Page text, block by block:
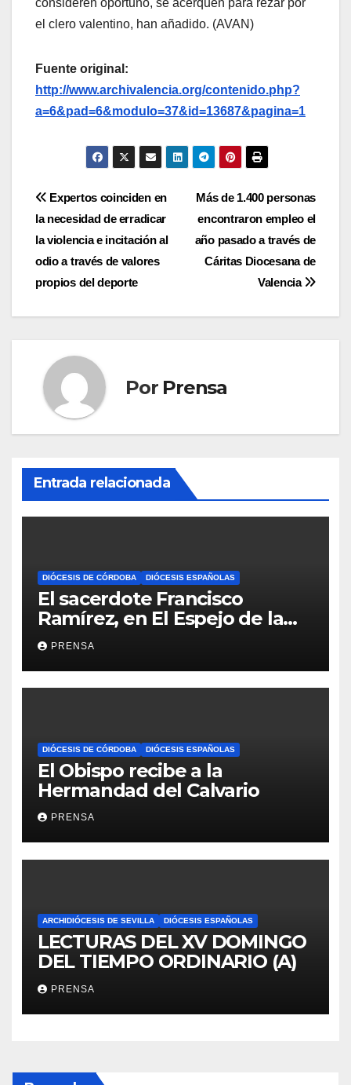
consideren oportuno, se acerquen para rezar por
el clero valentino, han añadido. (AVAN)
Fuente original:
http://www.archivalencia.org/contenido.php?
a=6&pad=6&modulo=37&id=13687&pagina=1
Navegación
de
entradas
Más de 1.400 personas
encontraron empleo el
año pasado a través de
Cáritas Diocesana de
Valencia
Expertos coinciden en
la necesidad de erradicar
la violencia e incitación al
odio a través de valores
propios del deporte
Por Prensa
Entrada relacionada
DIÓCESIS DE CÓRDOBA DIÓCESIS ESPAÑOLAS
El sacerdote Francisco
Ramírez, en El Espejo de la
Iglesia
PRENSA
DIÓCESIS DE CÓRDOBA DIÓCESIS ESPAÑOLAS
El Obispo recibe a la
Hermandad del Calvario
PRENSA
ARCHIDIÓCESIS DE SEVILLA DIÓCESIS ESPAÑOLAS
LECTURAS DEL XV DOMINGO
DEL TIEMPO ORDINARIO (A)
PRENSA